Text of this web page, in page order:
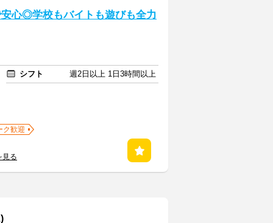
心◎学校もバイトも遊びも全力
シフト
週2日以上 1日3時間以上
ク歓迎
見る